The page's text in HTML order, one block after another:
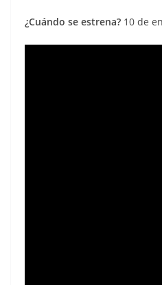
¿Cuándo se estrena? 10 de